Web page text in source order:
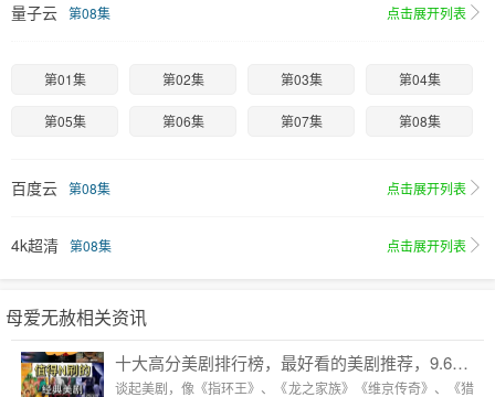
量子云 第08集 点击展开列表
第01集 第02集 第03集 第04集
第05集 第06集 第07集 第08集
百度云 第08集 点击展开列表
4k超清 第08集 点击展开列表
母爱无赦相关资讯
十大高分美剧排行榜，最好看的美剧推荐，9.6分神剧扎堆
谈起美剧，像《指环王》、《龙之家族》《维京传奇》、《猎